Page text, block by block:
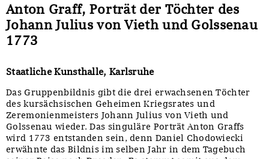
Anton Graff, Porträt der Töchter des
Johann Julius von Vieth und Golssenau
1773
Staatliche Kunsthalle, Karlsruhe
Das Gruppenbildnis gibt die drei erwachsenen Töchter
des kursächsischen Geheimen Kriegsrates und
Zeremonienmeisters Johann Julius von Vieth und
Golssenau wieder. Das singuläre Porträt Anton Graffs
wird 1773 entstanden sein, denn Daniel Chodowiecki
erwähnte das Bildnis im selben Jahr in dem Tagebuch